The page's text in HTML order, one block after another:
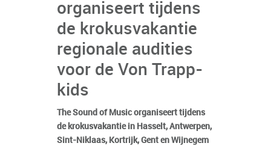
organiseert tijdens
de krokusvakantie
regionale audities
voor de Von Trapp-
kids
The Sound of Music organiseert tijdens
de krokusvakantie in Hasselt, Antwerpen,
Sint-Niklaas, Kortrijk, Gent en Wijnegem